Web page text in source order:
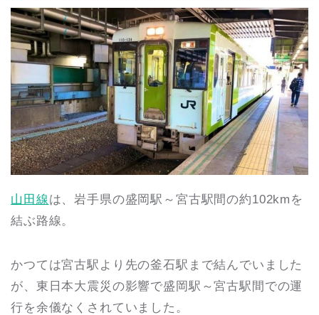
山田線は、岩手県の盛岡駅～宮古駅間の約102kmを
結ぶ路線。
かつては宮古駅より先の釜石駅まで結んでいました
が、東日本大震災の影響で盛岡駅～宮古駅間での運
行を余儀なくされていました。